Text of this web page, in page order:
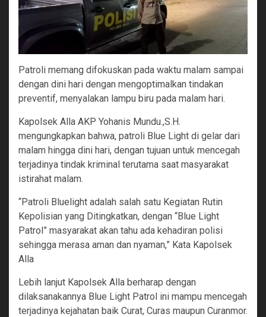
Patroli memang difokuskan pada waktu malam sampai
dengan dini hari dengan mengoptimalkan tindakan
preventif, menyalakan lampu biru pada malam hari.
Kapolsek Alla AKP Yohanis Mundu.,S.H.
mengungkapkan bahwa, patroli Blue Light di gelar dari
malam hingga dini hari, dengan tujuan untuk mencegah
terjadinya tindak kriminal terutama saat masyarakat
istirahat malam.
“Patroli Bluelight adalah salah satu Kegiatan Rutin
Kepolisian yang Ditingkatkan, dengan “Blue Light
Patrol” masyarakat akan tahu ada kehadiran polisi
sehingga merasa aman dan nyaman,” Kata Kapolsek
Alla
Lebih lanjut Kapolsek Alla berharap dengan
dilaksanakannya Blue Light Patrol ini mampu mencegah
terjadinya kejahatan baik Curat, Curas maupun Curanmor.